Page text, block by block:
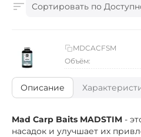
Сортировать по
MDCACFSM
Объём:
Описание
Mad Carp Baits MADSTIM -
насадок и улучшает их